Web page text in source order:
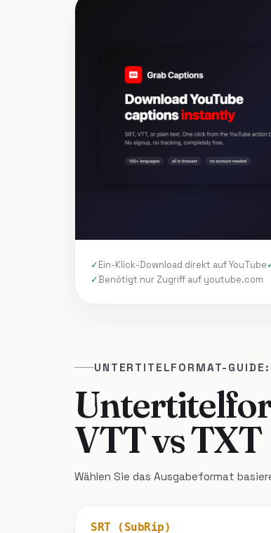
Ein-Klick-Download direkt auf YouTube
Benötigt nur Zugriff auf youtube.com
UNTERTITELFORMAT-
VTT vs TXT
Wählen Sie das Ausgabeformat
SRT (SubRip)